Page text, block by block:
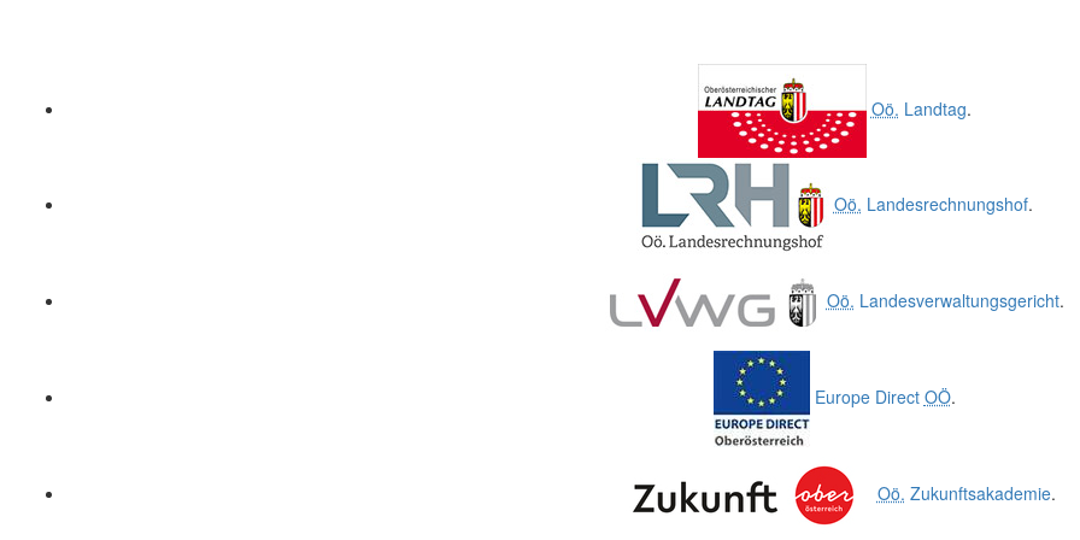
Oö. Landtag.
Oö. Landesrechnungshof.
Oö. Landesverwaltungsgericht.
Europe Direct OÖ.
Oö. Zukunftsakademie.